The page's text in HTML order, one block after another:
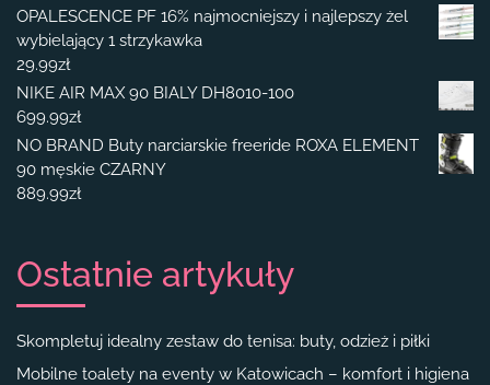
OPALESCENCE PF 16% najmocniejszy i najlepszy żel
wybielający 1 strzykawka
29.99zł
NIKE AIR MAX 90 BIALY DH8010-100
699.99zł
NO BRAND Buty narciarskie freeride ROXA ELEMENT
90 męskie CZARNY
889.99zł
Ostatnie artykuły
Skompletuj idealny zestaw do tenisa: buty, odzież i piłki
Mobilne toalety na eventy w Katowicach – komfort i higiena